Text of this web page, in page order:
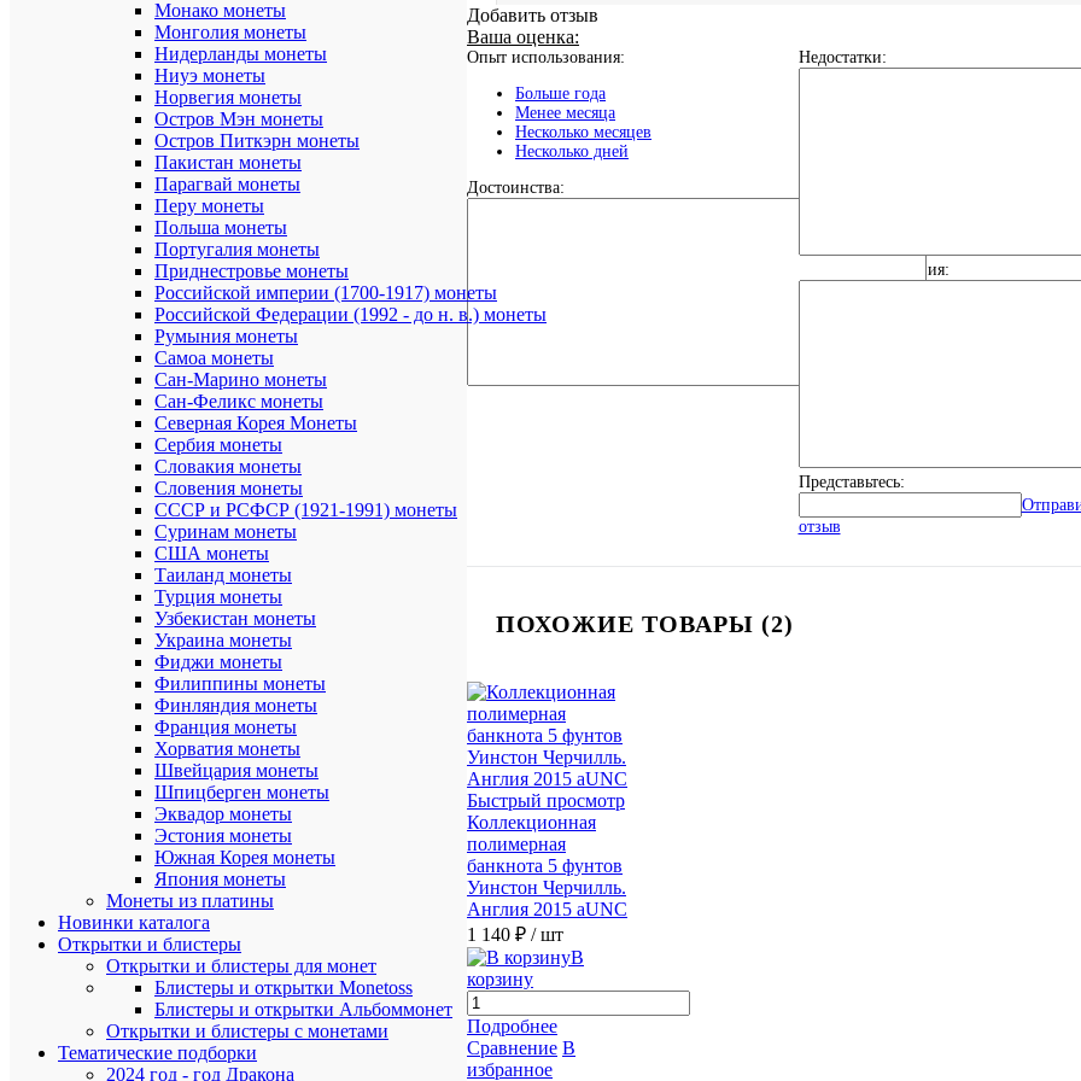
Монако монеты
Монголия монеты
Нидерланды монеты
Ниуэ монеты
Норвегия монеты
Остров Мэн монеты
Остров Питкэрн монеты
Пакистан монеты
Парагвай монеты
Перу монеты
Польша монеты
Португалия монеты
Приднестровье монеты
Российской империи (1700-1917) монеты
Российской Федерации (1992 - до н. в.) монеты
Румыния монеты
Самоа монеты
Сан-Марино монеты
Сан-Феликс монеты
Северная Корея Монеты
Сербия монеты
Словакия монеты
Словения монеты
СССР и РСФСР (1921-1991) монеты
Суринам монеты
США монеты
Таиланд монеты
Турция монеты
Узбекистан монеты
Украина монеты
Фиджи монеты
Филиппины монеты
Финляндия монеты
Франция монеты
Хорватия монеты
Швейцария монеты
Шпицберген монеты
Эквадор монеты
Эстония монеты
Южная Корея монеты
Япония монеты
Монеты из платины
Новинки каталога
Открытки и блистеры
Открытки и блистеры для монет
Блистеры и открытки Monetoss
Блистеры и открытки Альбоммонет
Открытки и блистеры с монетами
Тематические подборки
2024 год - год Дракона
Добавить отзыв
Ваша оценка:
Опыт использования:
Больше года
Менее месяца
Несколько месяцев
Несколько дней
Достоинства:
Недостатки:
Общие впечатления:
Представьтесь:
отзыв
ПОХОЖИЕ ТОВАРЫ (2)
Быстрый просмотр
Коллекционная
полимерная
банкнота 5 фунтов
Уинстон Черчилль.
Англия 2015 aUNC
1 140 ₽ / шт
В
корзину
Подробнее
Сравнение В
избранное